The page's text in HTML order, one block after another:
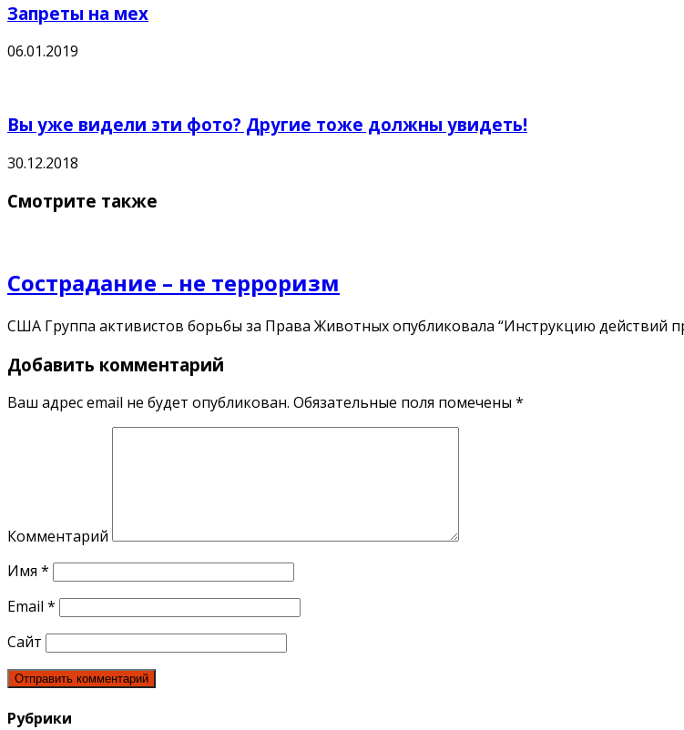
Запреты на мех
06.01.2019
Вы уже видели эти фото? Другие тоже должны увидеть!
30.12.2018
Смотрите также
Сострадание – не терроризм
США Группа активистов борьбы за Права Животных опубликовала “Инструкцию действий
Добавить комментарий
Ваш адрес email не будет опубликован. Обязательные поля помечены *
Комментарий
Имя *
Email *
Сайт
Рубрики